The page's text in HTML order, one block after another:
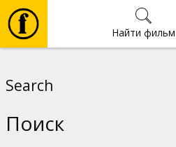
Найти фильм
Search
Поиск